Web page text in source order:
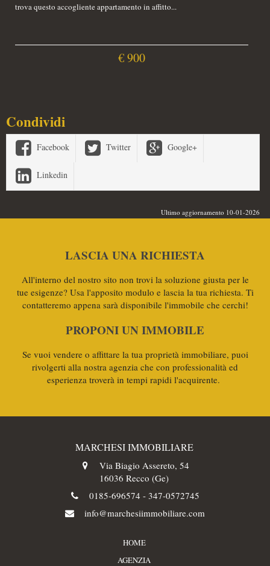
trova questo accogliente appartamento in affitto...
€ 900
Condividi
Facebook Twitter Google+
Linkedin
Ultimo aggiornamento 10-01-2026
LASCIA UNA RICHIESTA
All'interno del nostro sito non trovi la soluzione giusta per le
tue esigenze? Usa l'apposito modulo e lascia la tua richiesta. Ti
contatteremo appena sarà disponibile l'immobile che cerchi!
PROPONI UN IMMOBILE
Se vuoi vendere o affittare la tua proprietà immobiliare, puoi
rivolgerti alla nostra agenzia che con professionalità ed
esperienza troverà in tempi rapidi l'acquirente.
MARCHESI IMMOBILIARE
Via Biagio Assereto, 54
16036 Recco (Ge)
0185-696574- 347-0572745
info@marchesiimmobiliare.com
HOME
AGENZIA